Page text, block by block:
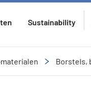
Sustainability
Borstels,